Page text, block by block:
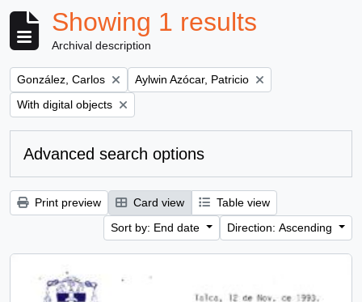
Showing 1 results
Archival description
Remove filter:
González, Carlos Remove filter:
Aylwin Azócar, Patricio
Remove filter:
With digital objects
Advanced search options
Print preview Card view
Table view
Sort by: End date
Direction: Ascending